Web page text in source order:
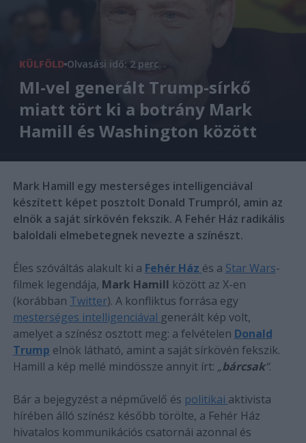
KÜLFÖLD Olvasási idő: 2 perc
MI-vel generált Trump-sírkő
miatt tört ki a botrány Mark
Hamill és Washington között
Mark Hamill egy mesterséges intelligenciával
készített képet posztolt Donald Trumpról, amin az
elnök a saját sírkövén fekszik. A Fehér Ház radikális
baloldali elmebetegnek nevezte a színészt.
Éles szóváltás alakult ki a Fehér Ház és a Star Wars-
filmek legendája, Mark Hamill között az X-en
(korábban Twitter). A konfliktus forrása egy
mesterséges intelligenciával generált kép volt,
amelyet a színész osztott meg: a felvételen Donald
Trump elnök látható, amint a saját sírkövén fekszik.
Hamill a kép mellé mindössze annyit írt: „bárcsak”.
Bár a bejegyzést a népművelő és politikai aktivista
hírében álló színész később törölte, a Fehér Ház
hivatalos kommunikációs csatornái azonnal és